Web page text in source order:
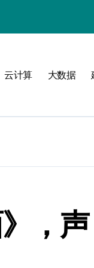
云计算 大数据
，声